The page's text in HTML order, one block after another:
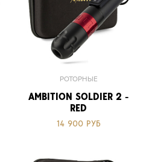
РОТОРНЫЕ
AMBITION SOLDIER 2 -
RED
14 900 РУБ